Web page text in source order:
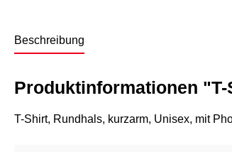
Beschreibung
Produktinformationen
T-Shirt, Rundhals, kurzarm, Unisex, mit